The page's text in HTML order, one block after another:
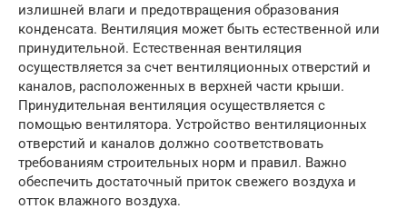
излишней влаги и предотвращения образования
конденсата. Вентиляция может быть естественной или
принудительной. Естественная вентиляция
осуществляется за счет вентиляционных отверстий и
каналов, расположенных в верхней части крыши.
Принудительная вентиляция осуществляется с
помощью вентилятора. Устройство вентиляционных
отверстий и каналов должно соответствовать
требованиям строительных норм и правил. Важно
обеспечить достаточный приток свежего воздуха и
отток влажного воздуха.